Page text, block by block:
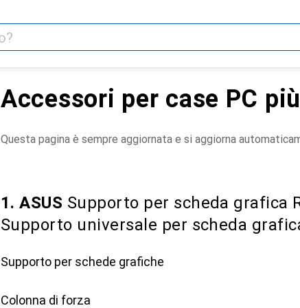
Accessori per case PC
Questa pagina è sempre aggiornata e si aggiorna
1. ASUS Supporto per scheda grafica
Supporto universale per scheda
Supporto per schede grafiche
Colonna di forza